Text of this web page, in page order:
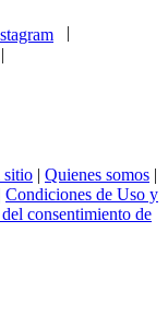
sitio | Quienes somos |
Condiciones de Uso y
consentimiento de